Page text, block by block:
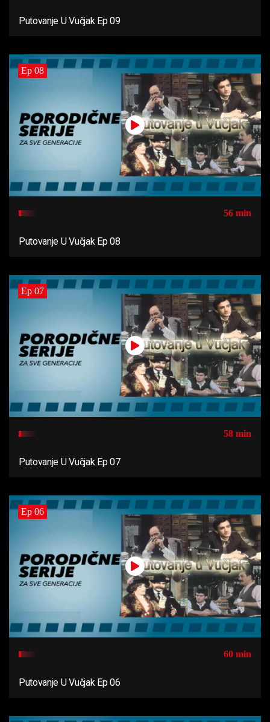
Putovanje U Vučjak Ep 09
Ep 08
56 min
Putovanje U Vučjak Ep 08
Ep 07
58 min
Putovanje U Vučjak Ep 07
Ep 06
60 min
Putovanje U Vučjak Ep 06